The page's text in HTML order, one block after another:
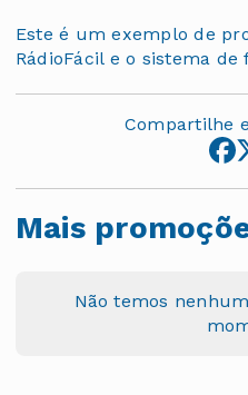
Este é um exemplo de
RádioFácil e o sistema
Compartilhe
Mais
Não temos